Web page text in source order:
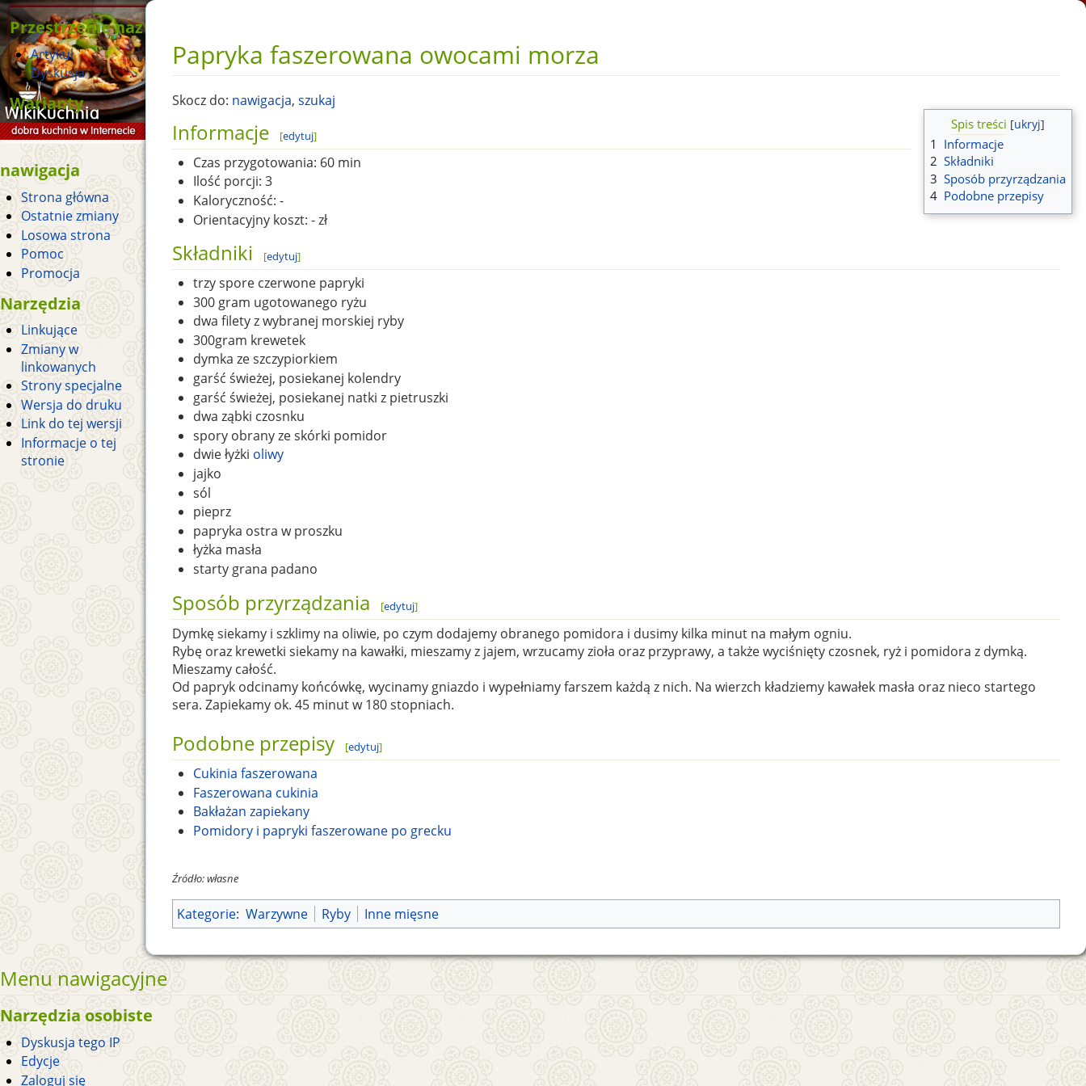
Papryka faszerowana owocami morza
Skocz do: nawigacja, szukaj
Spis treści
1 Informacje
2 Składniki
3 Sposób przyrządzania
4 Podobne przepisy
Informacje [edytuj]
Czas przygotowania: 60 min
Ilość porcji: 3
Kaloryczność: -
Orientacyjny koszt: - zł
Składniki [edytuj]
trzy spore czerwone papryki
300 gram ugotowanego ryżu
dwa filety z wybranej morskiej ryby
300gram krewetek
dymka ze szczypiorkiem
garść świeżej, posiekanej kolendry
garść świeżej, posiekanej natki z pietruszki
dwa ząbki czosnku
spory obrany ze skórki pomidor
dwie łyżki oliwy
jajko
sól
pieprz
papryka ostra w proszku
łyżka masła
starty grana padano
Sposób przyrządzania [edytuj]
Dymkę siekamy i szklimy na oliwie, po czym dodajemy obranego pomidora i dusimy kilka minut na małym ogniu.
Rybę oraz krewetki siekamy na kawałki, mieszamy z jajem, wrzucamy zioła oraz przyprawy, a także wyciśnięty czosnek, ryż i pomidora z dymką.
Mieszamy całość.
Od papryk odcinamy końcówkę, wycinamy gniazdo i wypełniamy farszem każdą z nich. Na wierzch kładziemy kawałek masła oraz nieco startego
sera. Zapiekamy ok. 45 minut w 180 stopniach.
Podobne przepisy [edytuj]
Cukinia faszerowana
Faszerowana cukinia
Bakłażan zapiekany
Pomidory i papryki faszerowane po grecku
Źródło: własne
Kategorie: Warzywne Ryby Inne mięsne
Menu nawigacyjne
Narzędzia osobiste
Dyskusja tego IP
Edycje
Zaloguj się
Przestrzenie nazw
Artykuł
Dyskusja
Warianty
nawigacja
Strona główna
Ostatnie zmiany
Losowa strona
Pomoc
Promocja
Narzędzia
Linkujące
Zmiany w
linkowanych
Strony specjalne
Wersja do druku
Link do tej wersji
Informacje o tej
stronie